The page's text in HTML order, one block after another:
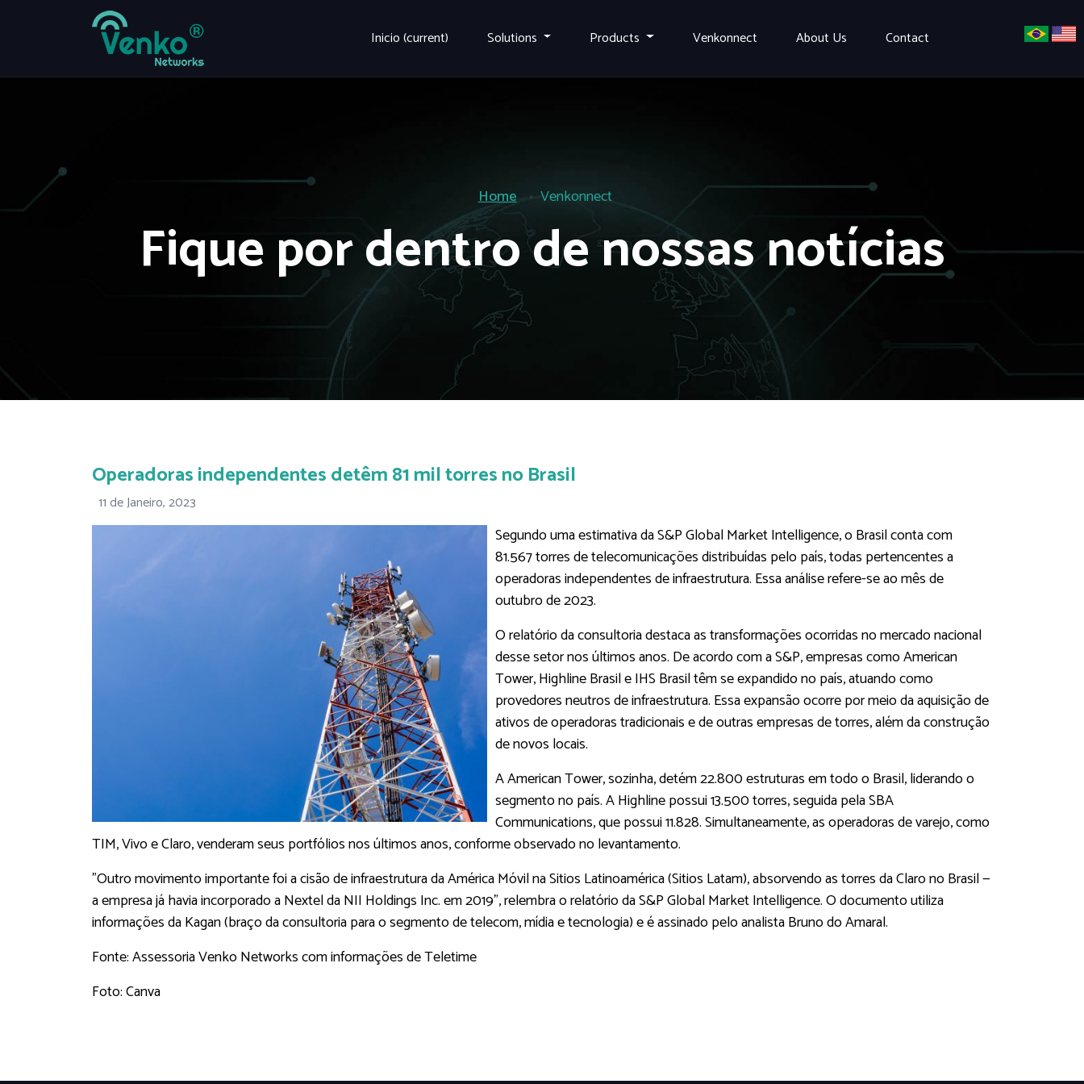
Inicio(current) Solutions Products Venkonnect About Us Contact
Home Venkonnect
Fique por dentro de nossas notícias
Operadoras independentes detêm 81 mil torres no Brasil
11 de Janeiro, 2023
Segundo uma estimativa da S&P Global Market Intelligence, o Brasil conta com
81.567 torres de telecomunicações distribuídas pelo país, todas pertencentes a
operadoras independentes de infraestrutura. Essa análise refere-se ao mês de
outubro de 2023.
O relatório da consultoria destaca as transformações ocorridas no mercado nacional
desse setor nos últimos anos. De acordo com a S&P, empresas como American
Tower, Highline Brasil e IHS Brasil têm se expandido no país, atuando como
provedores neutros de infraestrutura. Essa expansão ocorre por meio da aquisição de
ativos de operadoras tradicionais e de outras empresas de torres, além da construção
de novos locais.
A American Tower, sozinha, detém 22.800 estruturas em todo o Brasil, liderando o
segmento no país. A Highline possui 13.500 torres, seguida pela SBA
Communications, que possui 11.828. Simultaneamente, as operadoras de varejo, como
TIM, Vivo e Claro, venderam seus portfólios nos últimos anos, conforme observado no levantamento.
"Outro movimento importante foi a cisão de infraestrutura da América Móvil na Sitios Latinoamérica (Sitios Latam), absorvendo as torres da Claro no Brasil —
a empresa já havia incorporado a Nextel da NII Holdings Inc. em 2019", relembra o relatório da S&P Global Market Intelligence. O documento utiliza
informações da Kagan (braço da consultoria para o segmento de telecom, mídia e tecnologia) e é assinado pelo analista Bruno do Amaral.
Fonte: Assessoria Venko Networks com informações de Teletime
Foto: Canva